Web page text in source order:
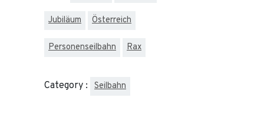
Jubiläum Österreich
Personenseilbahn Rax
Category : Seilbahn